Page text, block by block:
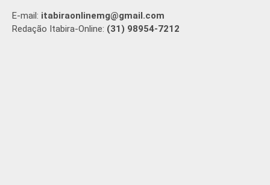
E-mail: itabiraonlinemg@gmail.com
Redação Itabira-Online: (31) 98954-7212